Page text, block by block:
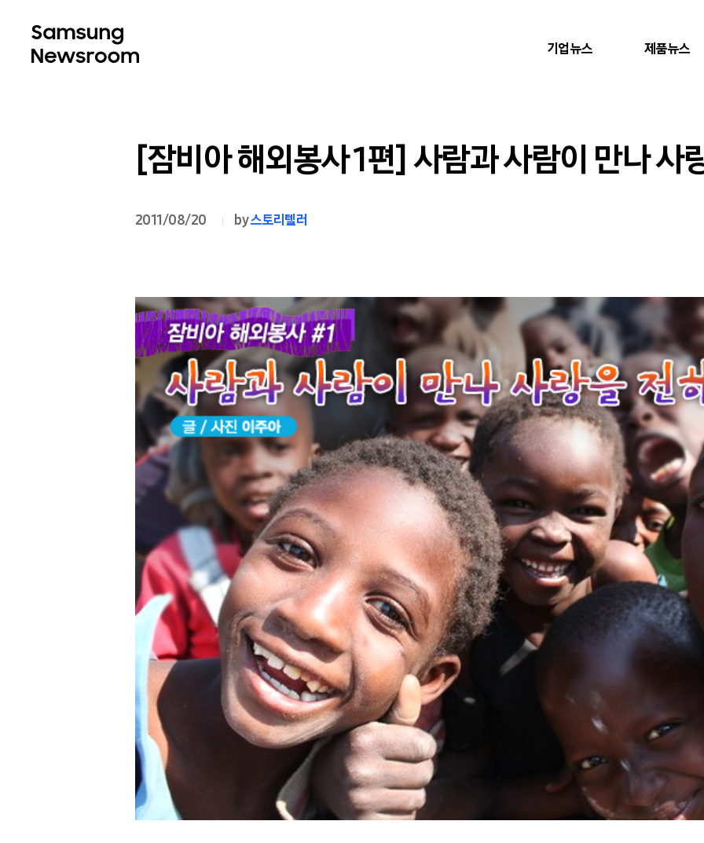
기업뉴스 제품뉴스
[잠비아 해외봉사 1편] 사람과 사람이 만나 사
2011/08/20 by스토리텔러